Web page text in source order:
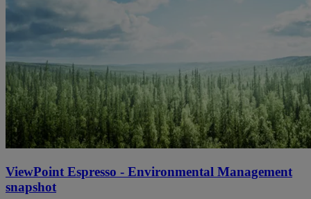
ViewPoint Espresso - Environmental Management
snapshot